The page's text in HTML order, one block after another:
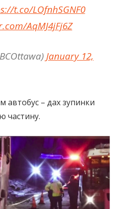
t.co/LOfnhSGNF0
AqMJ4jFj6Z
January 12,
автобус – дах зупинки
частину.